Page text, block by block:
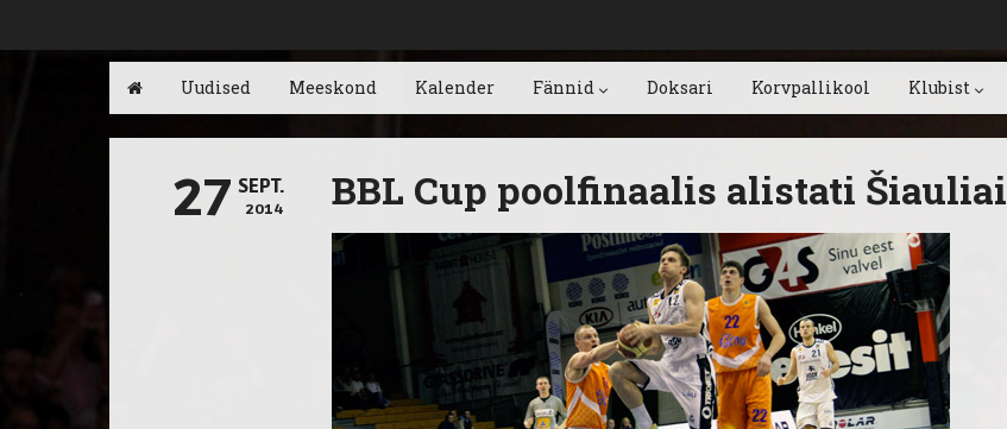
Uudised Meeskond Kalender Fännid Doksari Korvpallikool Klubist
27 SEPT.
2014 BBL Cup poolfinaalis alistati Šiauliai